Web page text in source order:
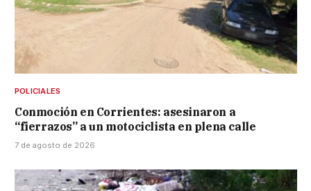
POLICIALES
Conmoción en Corrientes: asesinaron a
“fierrazos” a un motociclista en plena calle
7 de agosto de 2026